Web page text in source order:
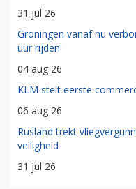
31 jul 26
Groningen vanaf nu
uur rijden'
04 aug 26
KLM stelt eerste
06 aug 26
Rusland trekt
veiligheid
31 jul 26